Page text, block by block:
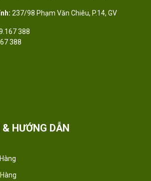
237/98 Phạm Văn Chiêu, P.14, GV
388
388
HƯỚNG DẪN